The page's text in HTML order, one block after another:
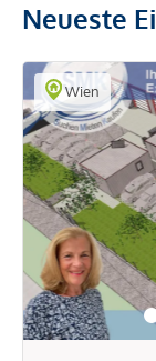
Neueste
Wien